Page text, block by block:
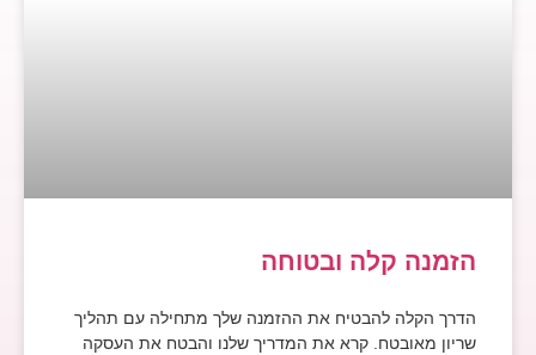
הזמנה קלה ובטוחה
הדרך הקלה להבטיח את ההזמנה שלך מתחילה עם תהליך
שריון מאובטח. קרא את המדריך שלנו והבטח את העסקה